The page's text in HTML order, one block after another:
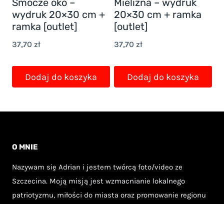
na
produktu
na
stronie
produktu
Smocze oko –
wydruk 20×30 cm +
ramka [outlet]
37,70 zł
Dodaj do koszyka
Mielizna – wydruk
20×30 cm + ramka
[outlet]
37,70 zł
Dodaj do koszyka
O MNIE
Nazywam się Adrian i jestem twórcą foto/video ze
Szczecina. Moją misją jest wzmacnianie lokalnego
patriotyzmu, miłości do miasta oraz promowanie regionu